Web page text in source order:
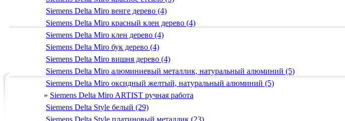
Siemens Delta Miro венге дерево (4)
Siemens Delta Miro красный клен дерево (4)
Siemens Delta Miro клен дерево (4)
Siemens Delta Miro бук дерево (4)
Siemens Delta Miro вишня дерево (4)
Siemens Delta Miro алюминиевый металлик, натуральный алюминий (5)
Siemens Delta Miro оксидный желтый, натуральный алюминий (5)
» Siemens Delta Miro ARTIST ручная работа
Siemens Delta Style белый (29)
Siemens Delta Style платиновый металлик (23)